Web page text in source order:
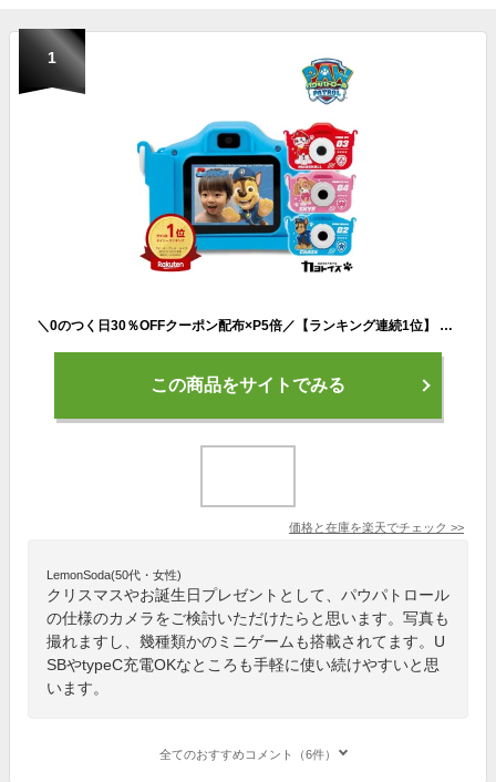
1
＼0のつく日30％OFFクーポン配布×P5倍／【ランキング連続1位】 パウパトロール パウパト 子供 カメラ トイカメラ おもちゃ 子ども キッズカメラ キッズ 女の子 男の子 クリスマス プレゼント デジカメ デジタルカメラ 知育玩具 3歳 4歳 5歳 6歳 7歳 8歳 9歳 チェイス スカイ
この商品をサイトでみる
価格と在庫を楽天でチェック >>
LemonSoda(50代・女性)
クリスマスやお誕生日プレゼントとして、パウパトロール
の仕様のカメラをご検討いただけたらと思います。写真も
撮れますし、幾種類かのミニゲームも搭載されてます。U
SBやtypeC充電OKなところも手軽に使い続けやすいと思
います。
全てのおすすめコメント（6件）